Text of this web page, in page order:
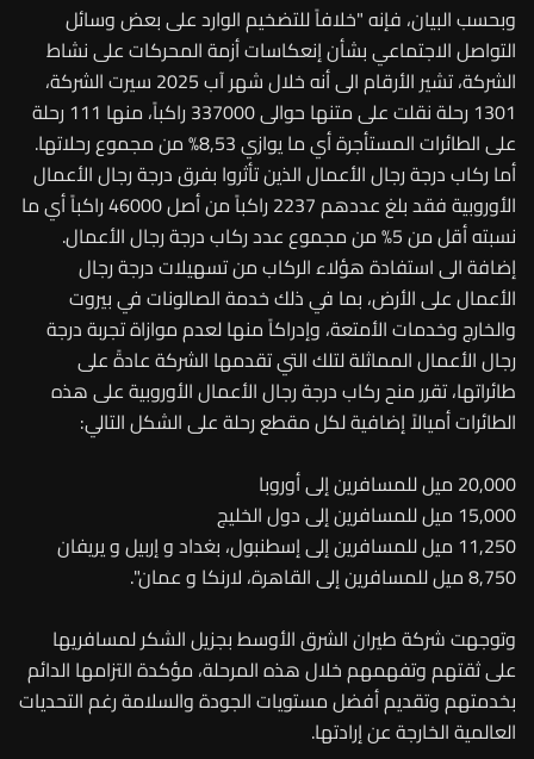
وبحسب البيان، فإنه "خلافاً للتضخيم الوارد على بعض وسائل
التواصل الاجتماعي بشأن إنعكاسات أزمة المحركات على نشاط
الشركة، تشير الأرقام الى أنه خلال شهر آب 2025 سيرت الشركة،
1301 رحلة نقلت على متنها حوالى 337000 راكباً، منها 111 رحلة
على الطائرات المستأجرة أي ما يوازي 8,53% من مجموع رحلاتها.
أما ركاب درجة رجال الأعمال الذين تأثروا بفرق درجة رجال الأعمال
الأوروبية فقد بلغ عددهم 2237 راكباً من أصل 46000 راكباً أي ما
نسبته أقل من 5% من مجموع عدد ركاب درجة رجال الأعمال.
إضافة الى استفادة هؤلاء الركاب من تسهيلات درجة رجال
الأعمال على الأرض، بما في ذلك خدمة الصالونات في بيروت
والخارج وخدمات الأمتعة، وإدراكاً منها لعدم موازاة تجربة درجة
رجال الأعمال المماثلة لتلك التي تقدمها الشركة عادةً على
طائراتها، تقرر منح ركاب درجة رجال الأعمال الأوروبية على هذه
الطائرات أميالاً إضافية لكل مقطع رحلة على الشكل التالي:
20,000 ميل للمسافرين إلى أوروبا
15,000 ميل للمسافرين إلى دول الخليج
11,250 ميل للمسافرين إلى إسطنبول، بغداد و إربيل و يريفان
8,750 ميل للمسافرين إلى القاهرة، لارنكا و عمان".
وتوجهت شركة طيران الشرق الأوسط بجزيل الشكر لمسافريها
على ثقتهم وتفهمهم خلال هذه المرحلة، مؤكدة التزامها الدائم
بخدمتهم وتقديم أفضل مستويات الجودة والسلامة رغم التحديات
العالمية الخارجة عن إرادتها.